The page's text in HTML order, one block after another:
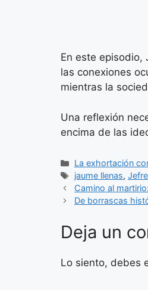
En este episodio,
las conexiones
mientras la
Una reflexión
encima de las
Categorías
La exhortación
Etiquetas
jaume llenas,
Camino al
De borrascas
Deja un
Lo siento, debes